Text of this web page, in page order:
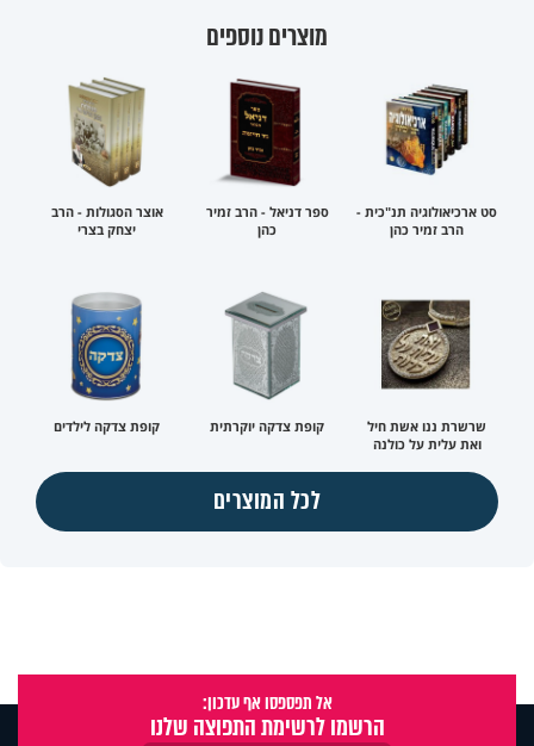
מוצרים נוספים
סט ארכיאולוגיה תנ"כית -
הרב זמיר כהן
ספר דניאל - הרב זמיר
כהן
אוצר הסגולות - הרב
יצחק בצרי
שרשרת ננו אשת חיל
ואת עלית על כולנה
קופת צדקה יוקרתית קופת צדקה לילדים
לכל המוצרים
אל תפספסו אף עדכון:
הרשמו לרשימת התפוצה שלנו